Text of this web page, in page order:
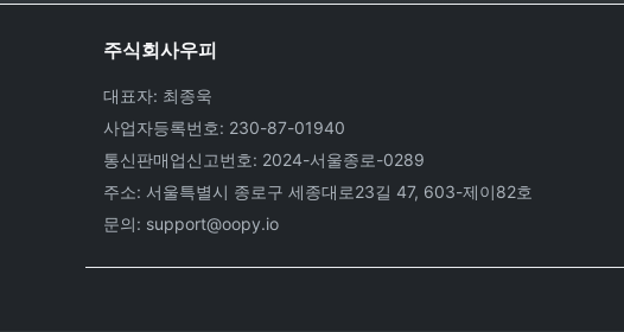
주식회사우피
대표자: 최종욱
사업자등록번호: 230-87-01940
통신판매업신고번호: 2024-서울종로-0289
주소: 서울특별시 종로구 세종대로23길 47, 603-제이82호
문의: support@oopy.io